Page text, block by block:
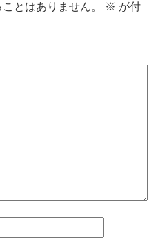
とはありません。 ※ が付